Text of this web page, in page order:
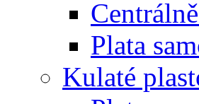
Plata
Kulaté